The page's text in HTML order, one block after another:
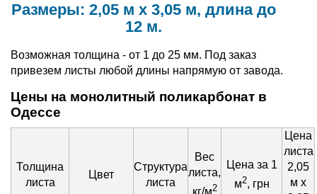
Размеры: 2,05 м х 3,05 м, длина до
12 м.
Возможная толщина - от 1 до 25 мм. Под заказ
привезем листы любой длины напрямую от завода.
Цены на монолитный поликарбонат в
Одессе
Толщина
листа
Цвет
Структура
листа
Вес
листа,
2
Цена за 1
м2, грн
Цена
листа
2,05
м х